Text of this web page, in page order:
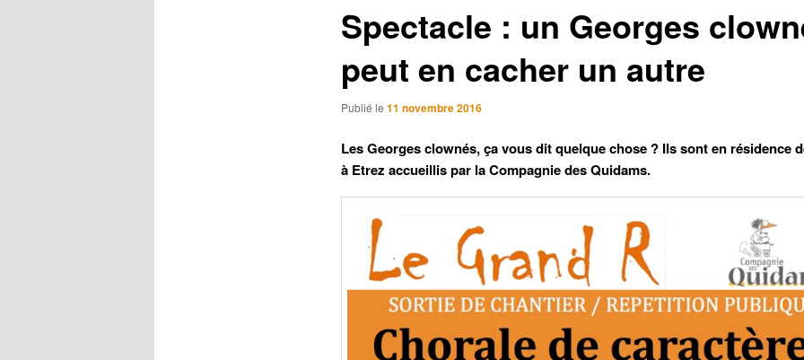
Spectacle : un Georges
peut en cacher un autre
Publié le 11 novembre 2016
Les Georges clownés, ça vous dit quelque chose ? Ils sont en résidence
à Etrez accueillis par la Compagnie des Quidams.